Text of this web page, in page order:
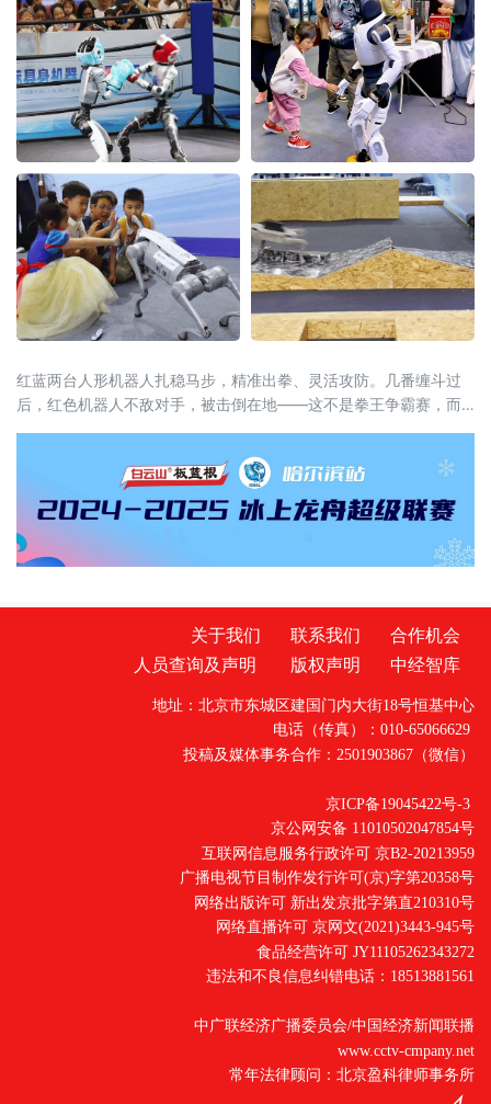
红蓝两台人形机器人扎稳马步，精准出拳、灵活攻防。几番缠斗过
后，红色机器人不敌对手，被击倒在地——这不是拳王争霸赛，而
关于我们 联系我们
合作机会
人员查询及声明
版权声明 中经智库
地址：北京市东城区建国门内大街18号恒基中心
电话（传真）：010-65066629
投稿及媒体事务合作：2501903867（微信）
京ICP备19045422号-3
京公网安备 11010502047854号
互联网信息服务行政许可 京B2-20213959
广播电视节目制作发行许可(京)字第20358号
网络出版许可 新出发京批字第直210310号
网络直播许可 京网文(2021)3443-945号
食品经营许可 JY11105262343272
违法和不良信息纠错电话：18513881561
中广联经济广播委员会/中国经济新闻联播
www.cctv-cmpany.net
常年法律顾问：北京盈科律师事务所